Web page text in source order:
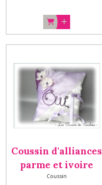
Coussin d'alliances
parme et ivoire
orchidée et dentelle
Coussin